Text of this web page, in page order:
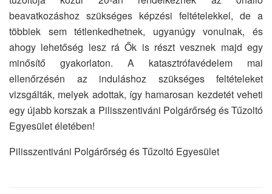
beavatkozáshoz szükséges képzési feltételekkel, de a
többiek sem tétlenkedhetnek, ugyanúgy vonulnak, és
ahogy lehetőség lesz rá Ők is részt vesznek majd egy
minősítő gyakorlaton. A katasztrófavédelem mai
ellenőrzésén az induláshoz szükséges feltételeket
vizsgálták, melyek adottak, így hamarosan kezdetét veheti
egy újabb korszak a Pilisszentiváni Polgárőrség és Tűzoltó
Egyesület életében!
Pilisszentiváni Polgárőrség és Tűzoltó Egyesület